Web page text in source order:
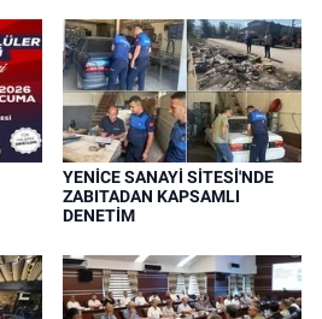
YENİCE SANAYİ SİTESİ'NDE
ZABITADAN KAPSAMLI
DENETİM